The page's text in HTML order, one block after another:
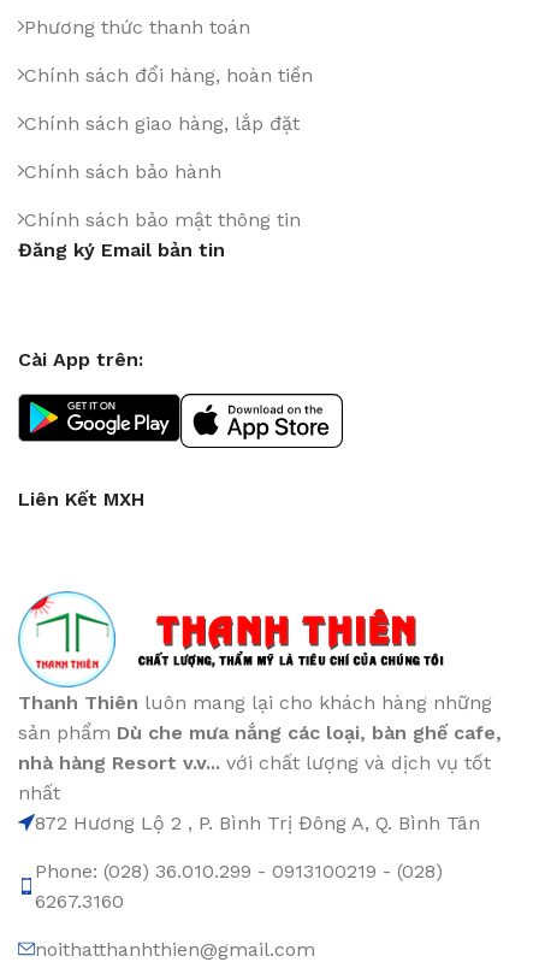
Phương thức thanh toán
Chính sách đổi hàng, hoàn tiền
Chính sách giao hàng, lắp đặt
Chính sách bảo hành
Chính sách bảo mật thông tin
Đăng ký Email bản tin
Cài App trên:
Liên Kết MXH
Thanh Thiên luôn mang lại cho khách hàng những
sản phẩm Dù che mưa nắng các loại, bàn ghế cafe,
nhà hàng Resort v.v... với chất lượng và dịch vụ tốt
nhất
872 Hương Lộ 2 , P. Bình Trị Đông A, Q. Bình Tân
Phone: (028) 36.010.299 - 0913100219 - (028)
6267.3160
noithatthanhthien@gmail.com